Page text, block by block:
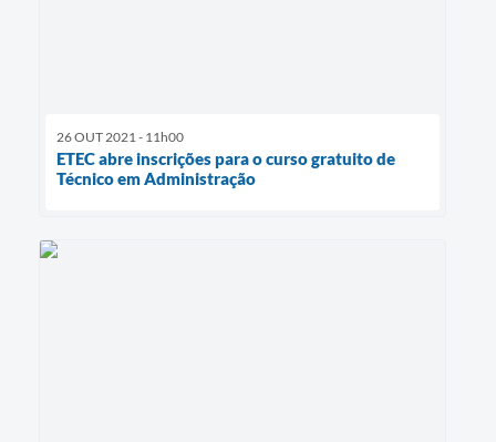
26 OUT 2021 - 11h00
ETEC abre inscrições para o curso gratuito de
Técnico em Administração